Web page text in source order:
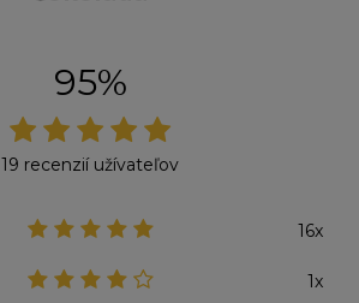
95%
19 recenzií užívateľov
16x
1x